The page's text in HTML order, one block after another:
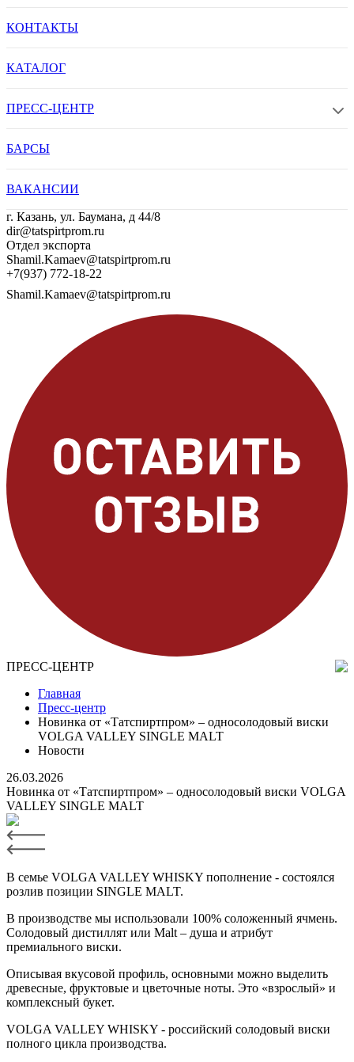
КОНТАКТЫ
КАТАЛОГ
ПРЕСС-ЦЕНТР
БАРСЫ
ВАКАНСИИ
г. Казань, ул. Баумана, д 44/8
dir@tatspirtprom.ru
Отдел экспорта
Shamil.Kamaev@tatspirtprom.ru
+7(937) 772-18-22
Shamil.Kamaev@tatspirtprom.ru
ПРЕСС-ЦЕНТР
Главная
Пресс-центр
Новинка от «Татспиртпром» – односолодовый виски
VOLGA VALLEY SINGLE MALT
Новости
26.03.2026
Новинка от «Татспиртпром» – односолодовый виски VOLGA
VALLEY SINGLE MALT
В семье VOLGA VALLEY WHISKY пополнение - состоялся
розлив позиции SINGLE MALT.
В производстве мы использовали 100% соложенный ячмень.
Солодовый дистиллят или Malt – душа и атрибут
премиального виски.
Описывая вкусовой профиль, основными можно выделить
древесные, фруктовые и цветочные ноты. Это «взрослый» и
комплексный букет.
VOLGA VALLEY WHISKY - российский солодовый виски
полного цикла производства.